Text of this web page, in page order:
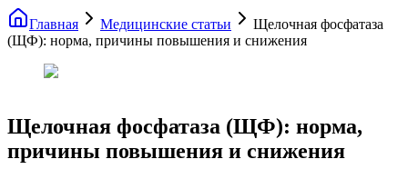
Главная Медицинские статьи
Щелочная фосфатаза
(ЩФ): норма, причины повышения и снижения
Щелочная фосфатаза (ЩФ): норма,
причины повышения и снижения